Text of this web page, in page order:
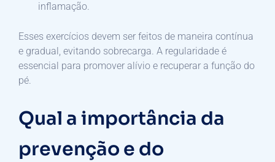
inflamação.
Esses exercícios devem ser feitos de maneira contínua
e gradual, evitando sobrecarga. A regularidade é
essencial para promover alívio e recuperar a função do
pé.
Qual a importância da
prevenção e do